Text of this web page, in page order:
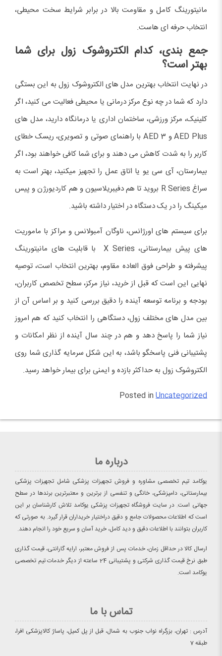
مانیتورینگ کامل و مقاومت بالا در برابر شرایط سخت محیطی،
انتخاب حرفه ای هاست.
جمع بندی، کدام الکتروشوک زول برای شما
بهتر است؟
در نهایت انتخاب بهترین مدل های الکتروشوک زول به این بستگی
دارد که شما در چه نوع مرکز درمانی یا محیطی فعالیت می کنید، اگر
کلینیک، مرکز ورزشی، ساختمان اداری یا درمانگاه دارید، مدل های
AED Plus و AED 3 با راهنمای صوتی و تصویری، ریسک خطای
کاربر را به شدت کاهش می دهند و برای شما کافی خواهند بود، اگر
بیمارستان، آی سی یو یا اتاق عمل را تجهیز میکنید، بهتر است به
سراغ R Series بروید تا هم دفیبریلاسیون و هم کاردیورژن و پیس
میکینگ را در یک دستگاه در اختیار داشته باشید.
برای سیستم های اورژانس، ناوگان آمبولانس و مراکز با ماموریت
های پیش بیمارستانی، X Series با قابلیت های مانیتورینگ
پیشرفته و طراحی فوق العاده مقاوم، بهترین انتخاب است، توصیه
نهایی این است که قبل از خرید، نیاز مرکز، سطح تخصص کاربران،
بودجه و برنامه توسعه آینده را دقیق بررسی کنید و بر اساس آن از
بین مدل های مختلف زول، دستگاهی را انتخاب کنید که هم امروز
نیاز شما را پاسخ دهد و هم در چند سال آینده از نظر امکانات و
پشتیبانی فنی پاسخگو باشد، به این شکل سرمایه گذاری شما روی
الکتروشوک زول به حداکثر بازده و ایمنی برای بیمار خواهد رسید.
Posted in Uncategorized
درباره ما
یوکامد تیم تخصصی مشاوره و فروش تجهیزات پزشکی شامل تجهیزات پزشکی
بیمارستانی، دامپزشکی، خانگی و تنفسی از برترین و معتبرترین برندها در سطح
جهانی است. در سایت فروشگاه تجهیزات پزشکی یوکامد تلاش کارشناسان بر این
است که اطلاعات محصولات جامع و دقیق دراختیار خریداران قرار گیرد. به صورتی که
کاربران بتوانند با اطلاعات دقیق و دید کامل، خرید آسان و سریع خود را انجام دهند.
ارسال کالا در حداقل زمان، خدمات پس از فروش معتبر، ارایه گارانتی، قیمت گذاری
طبق نرخ قیمت گذاری شرکتی و پشتیبانی 24 ساعته از دیگر خدمات تیم تخصصی
یوکامد است.
تماس با ما
آدرس : تهران، بزرگراه نواب جنوب به شمال، قبل از پل کمیل، پاساژ کالاپزشکی افرا،
طبقه 7